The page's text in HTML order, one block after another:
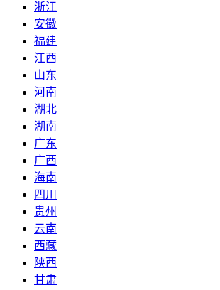
浙江
安徽
福建
江西
山东
河南
湖北
湖南
广东
广西
海南
四川
贵州
云南
西藏
陕西
甘肃